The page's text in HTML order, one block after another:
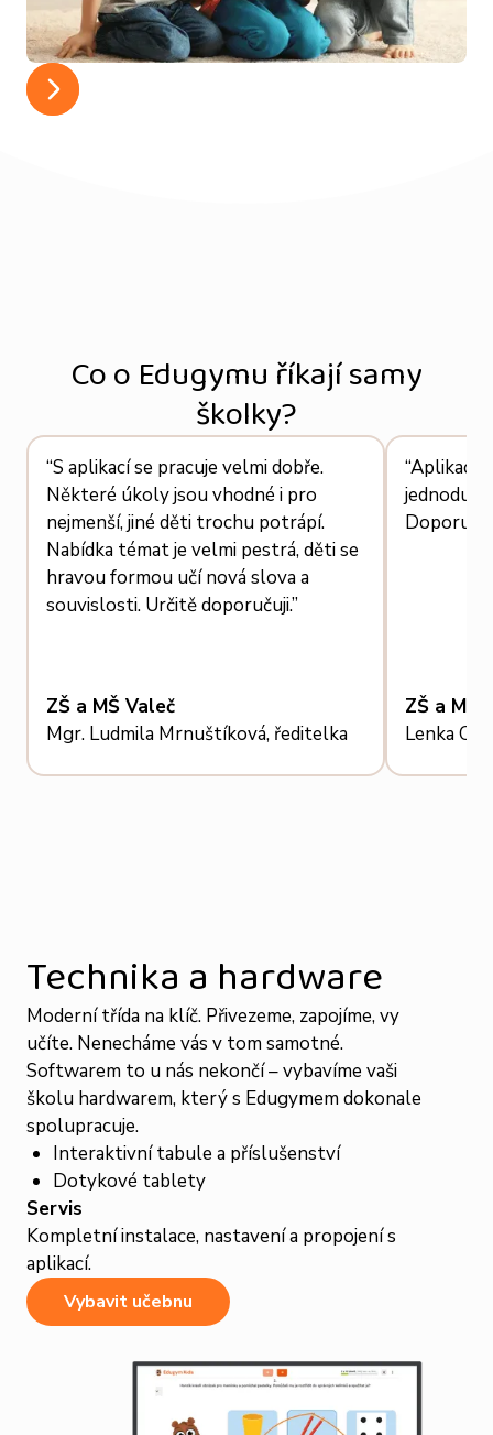
Co o Edugymu říkají samy
školky?
“S aplikací se pracuje velmi dobře.
Některé úkoly jsou vhodné i pro
nejmenší, jiné děti trochu potrápí.
Nabídka témat je velmi pestrá, děti se
hravou formou učí nová slova a
souvislosti. Určitě doporučuji.”
ZŠ a MŠ Valeč
Mgr. Ludmila Mrnuštíková, ředitelka
“Aplikace
ZŠ a MŠ
Lenka
Technika a hardware
Moderní třída na klíč. Přivezeme, zapojíme, vy
učíte. Nenecháme vás v tom samotné.
Softwarem to u nás nekončí – vybavíme vaši
školu hardwarem, který s Edugymem dokonale
spolupracuje.
Interaktivní tabule a příslušenství
Dotykové tablety
Servis
Kompletní instalace, nastavení a propojení s
aplikací.
Vybavit učebnu